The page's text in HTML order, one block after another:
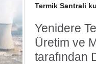
Termik Santrali
Yenidere
Üretim ve
tarafından